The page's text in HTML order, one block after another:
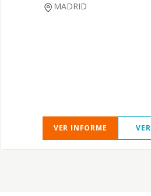
MADRID
VER INFORME